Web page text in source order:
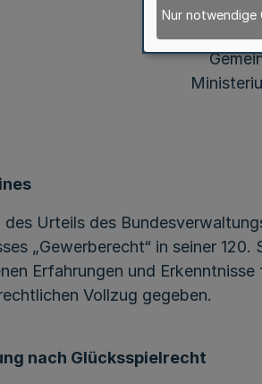
des Urteils des
„Gewerberecht“ in seiner
Erfahrungen und
Vollzug gegeben.
nach Glücksspielrecht
Nur notwendige